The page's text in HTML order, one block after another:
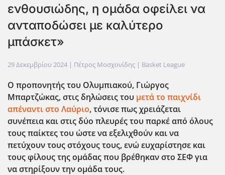
ενθουσιώδης, η ομάδα οφείλει να
ανταποδώσει με καλύτερο
μπάσκετ»
29 Δεκεμβρίου 2024 | Πέτρος Μοσχονίδης | Basket League
Ο προπονητής του Ολυμπιακού, Γιώργος
Μπαρτζώκας, στις δηλώσεις του μετά το παιχνίδι
απέναντι στο Λαύριο, τόνισε πως χρειάζεται
συνέπεια και στις δύο πλευρές του παρκέ από όλους
τους παίκτες του ώστε να εξελιχθούν και να
πετύχουν τους στόχους τους, ενώ ευχαρίστησε και
τους φίλους της ομάδας που βρέθηκαν στο ΣΕΦ για
να στηρίξουν την ομάδα τους.